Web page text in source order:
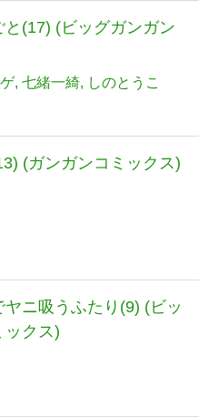
(17) (ビッグガンガン
七緒一綺 しのとうこ
(ガンガンコミックス)
ニ吸うふたり(9) (ビッ
ックス)